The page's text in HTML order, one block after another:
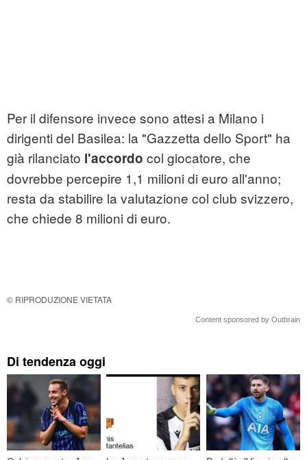
Per il difensore invece sono attesi a Milano i
dirigenti del Basilea: la "Gazzetta dello Sport" ha
già rilanciato l'accordo col giocatore, che
dovrebbe percepire 1,1 milioni di euro all'anno;
resta da stabilire la valutazione col club svizzero,
che chiede 8 milioni di euro.
© RIPRODUZIONE VIETATA
Content sponsored by Outbrain
Di tendenza oggi